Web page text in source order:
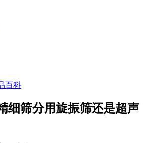
百科
细筛分用旋振筛还是超声